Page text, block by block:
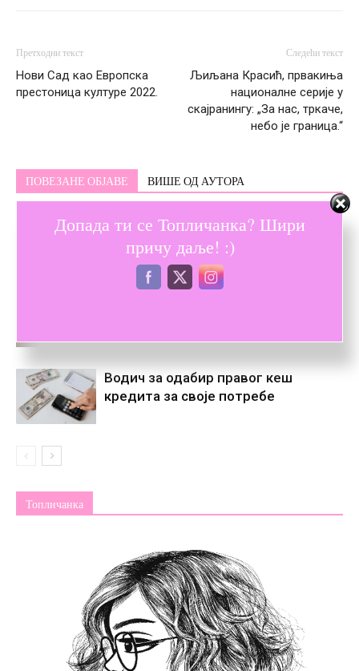
Претходни текст
Нови Сад као Европска
престоница културе 2022.
Следећи текст
Љиљана Красић, првакиња
националне серије у
скајранингу: „За нас, тркаче,
небо је граница.“
ПОВЕЗАНЕ ОБЈАВЕ ВИШЕ ОД АУТОРА
Расветљени злочини – Свако, ко је
нико, једном постане некo
Водич за одабир правог кеш
кредита за своје потребе
Топличанка
Допада ти се Топличанка? Шири
причу даље! :)